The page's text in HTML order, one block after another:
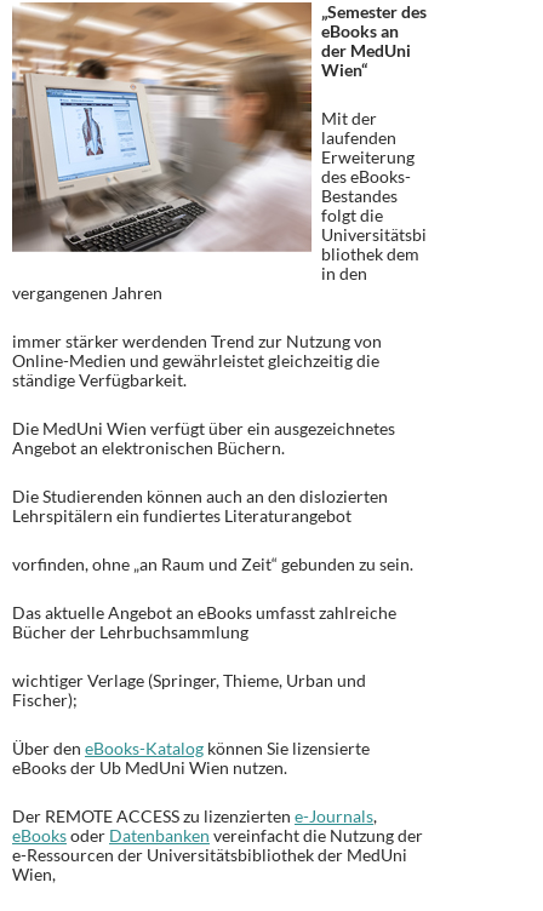
„Semester des
eBooks an
der MedUni
Wien“
Mit der
laufenden
Erweiterung
des eBooks-
Bestandes
folgt die
Universitätsbi
bliothek dem
in den
vergangenen Jahren
immer stärker werdenden Trend zur Nutzung von
Online-Medien und gewährleistet gleichzeitig die
ständige Verfügbarkeit.
Die MedUni Wien verfügt über ein ausgezeichnetes
Angebot an elektronischen Büchern.
Die Studierenden können auch an den dislozierten
Lehrspitälern ein fundiertes Literaturangebot
vorfinden, ohne „an Raum und Zeit“ gebunden zu sein.
Das aktuelle Angebot an eBooks umfasst zahlreiche
Bücher der Lehrbuchsammlung
wichtiger Verlage (Springer, Thieme, Urban und
Fischer);
Über den eBooks-Katalog können Sie lizensierte
eBooks der Ub MedUni Wien nutzen.
Der REMOTE ACCESS zu lizenzierten e-Journals,
eBooksoder Datenbanken vereinfacht die Nutzung der
e-Ressourcen der Universitätsbibliothek der MedUni
Wien,